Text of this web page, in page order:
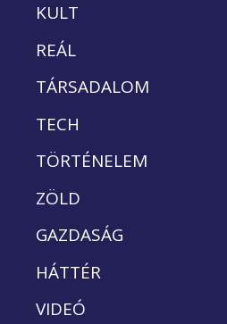
KULT
REÁL
TÁRSADALOM
TECH
TÖRTÉNELEM
ZÖLD
GAZDASÁG
HÁTTÉR
VIDEÓ